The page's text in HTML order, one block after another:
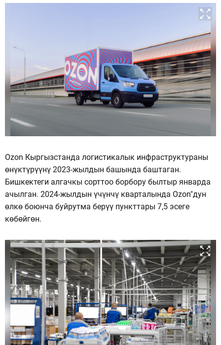
Ozon Кыргызстанда логистикалык инфраструктураны
өнүктүрүүнү 2023-жылдын башында баштаган.
Бишкектеги алгачкы сорттоо борбору былтыр январда
ачылган. 2024-жылдын үчүнчү кварталында Ozon"дун
өлкө боюнча буйрутма берүү пункттары 7,5 эсеге
көбөйгөн.